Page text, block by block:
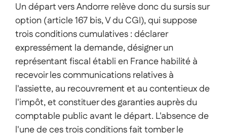
Un départ vers Andorre relève donc du sursis sur
option (article 167 bis, V du CGI), qui suppose
trois conditions cumulatives : déclarer
expressément la demande, désigner un
représentant fiscal établi en France habilité à
recevoir les communications relatives à
l'assiette, au recouvrement et au contentieux de
l'impôt, et constituer des garanties auprès du
comptable public avant le départ. L'absence de
l'une de ces trois conditions fait tomber le